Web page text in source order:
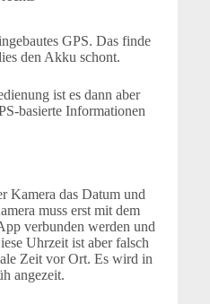
GPS. Das finde
den Akku schont.
ist es dann aber
basierte Informationen
Kamera das Datum und
muss erst mit dem
verbunden werden und
Uhrzeit ist aber falsch
Zeit vor Ort. Es wird in
angezeit.